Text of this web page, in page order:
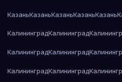
КазаньКазаньКазаньКазаньКазань
КалининградКалининград
КалининградКалининград
КалининградКалининград